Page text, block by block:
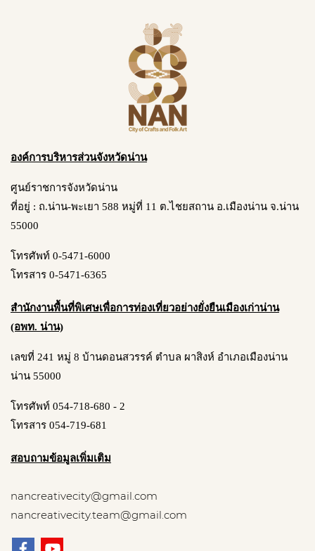
องค์การบริหารส่วนจังหวัดน่าน
ศูนย์ราชการจังหวัดน่าน
ที่อยู่ : ถ.น่าน-พะเยา 588 หมู่ที่ 11 ต.ไชยสถาน อ.เมืองน่าน จ.น่าน
55000
โทรศัพท์ 0-5471-6000
โทรสาร 0-5471-6365
สำนักงานพื้นที่พิเศษเพื่อการท่องเที่ยวอย่างยั่งยืนเมืองเก่าน่าน
(อพท. น่าน)
เลขที่ 241 หมู่ 8 บ้านดอนสวรรค์ ตำบล ผาสิงห์ อำเภอเมืองน่าน
น่าน 55000
โทรศัพท์ 054-718-680 - 2
โทรสาร 054-719-681
สอบถามข้อมูลเพิ่มเติม
nancreativecity@gmail.com
nancreativecity.team@gmail.com